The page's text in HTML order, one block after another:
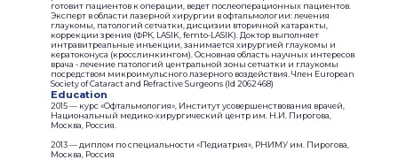
готовит пациентов к операции, ведет послеоперационных пациентов.
Эксперт в области лазерной хирургии в офтальмологии: лечения
глаукомы, патологий сетчатки, дисцизии вторичной катаракты,
коррекции зрения (ФРК, LASIK, femto-LASIK). Доктор выполняет
интравитреальные инъекции, занимается хирургией глаукомы и
кератоконуса (кросслинкингом). Основная область научных интересов
врача - лечение патологий центральной зоны сетчатки и глаукомы
посредством микроимульсного лазерного воздействия. Член European
Society of Cataract and Refractive Surgeons (Id 2062468)
Education
2015 — курс «Офтальмология», Институт усовершенствования врачей,
Национальный медико-хирургический центр им. Н.И. Пирогова,
Москва, Россия.
2013 — диплом по специальности «Педиатрия», РНИМУ им. Пирогова,
Москва, Россия